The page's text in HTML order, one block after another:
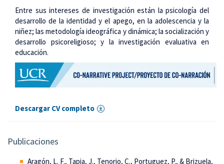
Entre sus intereses de investigación están la psicología del
desarrollo de la identidad y el apego, en la adolescencia y la
niñez; las metodología ideográfica y dinámica; la socialización y
desarrollo psicoreligioso; y la investigación evaluativa en
educación.
Descargar CV completo
Publicaciones
Aragón, L. F., Tapia, J., Tenorio, C., Portuguez, P., & Brizuela,